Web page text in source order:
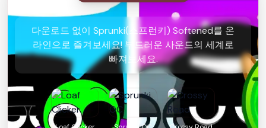
다운로드 없이 Sprunki(스프런키) Softened를 온
라인으로 즐겨보세요! 부드러운 사운드의 세계로
빠져보세요.